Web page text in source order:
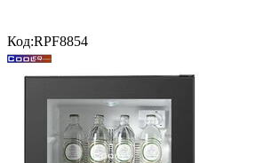
Код:RPF8854